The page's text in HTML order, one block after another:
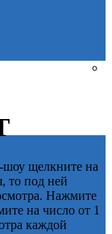
шоу щелкните на
то под ней
Нажмите
на число от 1
каждой